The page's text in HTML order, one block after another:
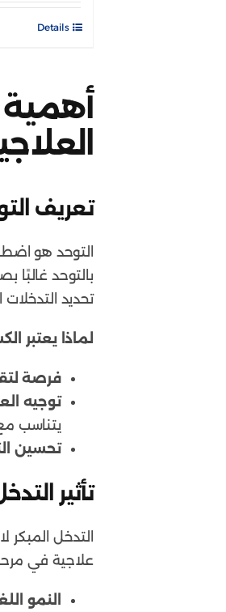
Details
أهمية
تعريف
التوحد هو
بالتوحد غالبًا
تحديد
لماذا يعتبر
فرصة
توجيه
يتناسب
تحسين
تأثير
التدخل
علاجية في
النمو